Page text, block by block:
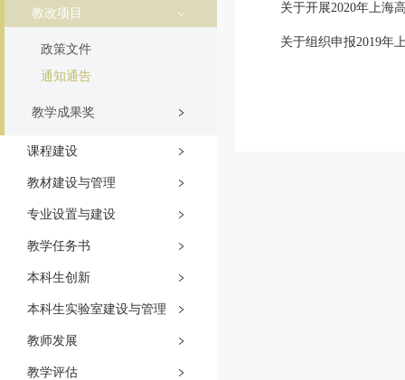
教改项目
政策文件
通知通告
教学成果奖
课程建设
教材建设与管理
专业设置与建设
教学任务书
本科生创新
本科生实验室建设与管理
教师发展
教学评估
关于开展2020年上海
关于组织申报2019年